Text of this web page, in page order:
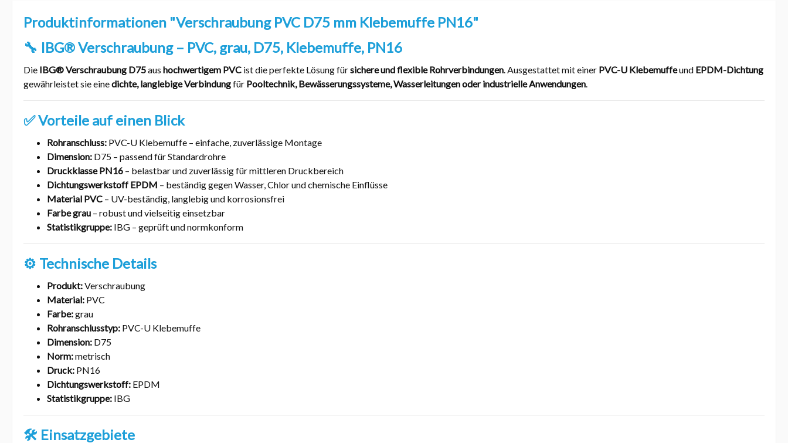
Produktinformationen "Verschraubung PVC D75 mm Klebemuffe PN16"
🔧 IBG® Verschraubung – PVC, grau, D75, Klebemuffe, PN16
Die IBG® Verschraubung D75aus hochwertigem PVC ist die perfekte Lösung fürsichere und flexible Rohrverbindungen . Ausgestattet mit einer PVC-U Klebemuffeund EPDM-Dichtung
gewährleistet sie einedichte, langlebige Verbindungfür Pooltechnik, Bewässerungssysteme, Wasserleitungen oder industrielle Anwendungen
✅ Vorteile auf einen Blick
Rohranschluss: PVC-U Klebemuffe – einfache, zuverlässige Montage
Dimension: D75 – passend für Standardrohre
Druckklasse PN16 – belastbar und zuverlässig für mittleren Druckbereich
Dichtungswerkstoff EPDM – beständig gegen Wasser, Chlor und chemische Einflüsse
Material PVC – UV-beständig, langlebig und korrosionsfrei
Farbe grau – robust und vielseitig einsetzbar
Statistikgruppe: IBG – geprüft und normkonform
⚙️ Technische Details
Produkt:Verschraubung
Material: PVC
Farbe:grau
Rohranschlusstyp: PVC-U Klebemuffe
Dimension: D75
Norm:metrisch
Druck: PN16
Dichtungswerkstoff: EPDM
Statistikgruppe: IBG
🛠️ Einsatzgebiete